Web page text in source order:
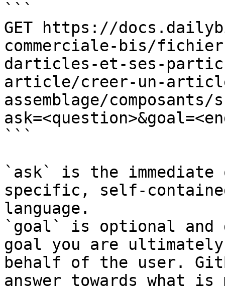
```
GET https://
commerciale-bis/
darticles-et-ses-
article/creer-un-
assemblage/composants/
```
`ask` is the
specific, self-
language.
`goal` is optional and
goal you are
behalf of the user.
answer towards what